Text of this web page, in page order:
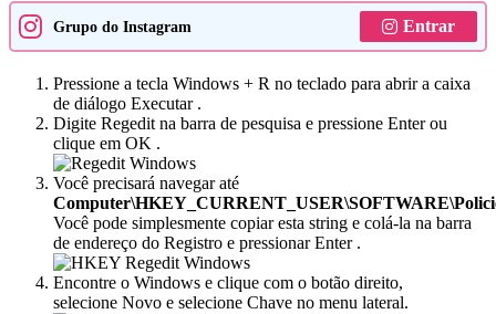
Grupo do Instagram Entrar
Pressione a tecla Windows + R no teclado para abrir a caixa
de diálogo Executar .
Digite Regedit na barra de pesquisa e pressione Enter ou
clique em OK .
Você precisará navegar até
Você pode simplesmente copiar esta string e colá-la na barra
de endereço do Registro e pressionar Enter .
Encontre o Windows e clique com o botão direito,
selecione Novo e selecione Chave no menu lateral.